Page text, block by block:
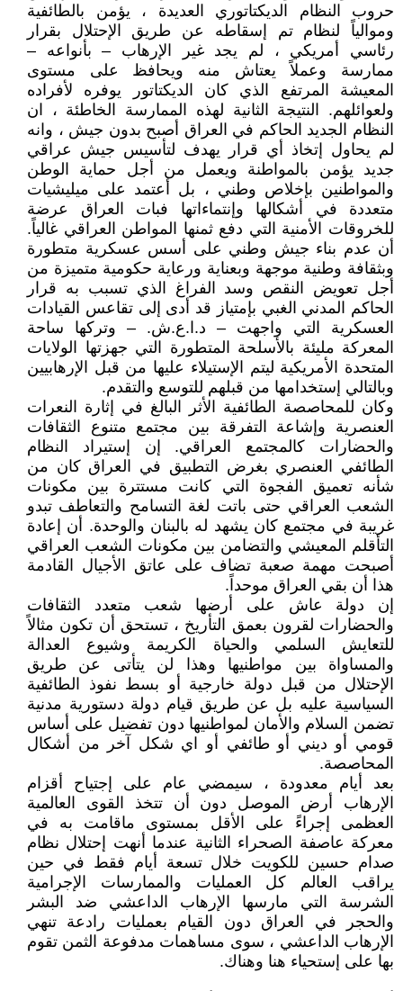
حروب النظام الديكتاتوري العديدة ، يؤمن بالطائفية
وموالياً لنظام تم إسقاطه عن طريق الإحتلال بقرار
رئاسي أمريكي ، لم يجد غير الإرهاب – بأنواعه –
ممارسة وعملاً يعتاش منه ويحافظ على مستوى
المعيشة المرتفع الذي كان الديكتاتور يوفره لأفراده
ولعوائلهم. النتيجة الثانية لهذه الممارسة الخاطئة ، ان
النظام الجديد الحاكم في العراق أصبح بدون جيش ، وانه
لم يحاول إتخاذ أي قرار يهدف لتأسيس جيش عراقي
جديد يؤمن بالمواطنة ويعمل من أجل حماية الوطن
والمواطنين بإخلاص وطني ، بل أعتمد على ميليشيات
متعددة في أشكالها وإنتماءاتها فبات العراق عرضة
للخروقات الأمنية التي دفع ثمنها المواطن العراقي غالياً.
أن عدم بناء جيش وطني على أسس عسكرية متطورة
وبثقافة وطنية موجهة وبعناية ورعاية حكومية متميزة من
أجل تعويض النقص وسد الفراغ الذي تسبب به قرار
الحاكم المدني الغبي بإمتياز قد أدى إلى تقاعس القيادات
العسكرية التي واجهت – د.ا.ع.ش. – وتركها ساحة
المعركة مليئة بالأسلحة المتطورة التي جهزتها الولايات
المتحدة الأمريكية ليتم الإستيلاء عليها من قبل الإرهابيين
وبالتالي إستخدامها من قبلهم للتوسع والتقدم.
وكان للمحاصصة الطائفية الأثر البالغ في إثارة النعرات
العنصرية وإشاعة التفرقة بين مجتمع متنوع الثقافات
والحضارات كالمجتمع العراقي. إن إستيراد النظام
الطائفي العنصري بغرض التطبيق في العراق كان من
شأنه تعميق الفجوة التي كانت مستترة بين مكونات
الشعب العراقي حتى باتت لغة التسامح والتعاطف تبدو
غريبة في مجتمع كان يشهد له بالبنان والوحدة. أن إعادة
التأقلم المعيشي والتضامن بين مكونات الشعب العراقي
أصبحت مهمة صعبة تضاف على عاتق الأجيال القادمة
هذا أن بقي العراق موحداً.
إن دولة عاش على أرضها شعب متعدد الثقافات
والحضارات لقرون بعمق التأريخ ، تستحق أن تكون مثالاً
للتعايش السلمي والحياة الكريمة وشيوع العدالة
والمساواة بين مواطنيها وهذا لن يتأتى عن طريق
الإحتلال من قبل دولة خارجية أو بسط نفوذ الطائفية
السياسية عليه بل عن طريق قيام دولة دستورية مدنية
تضمن السلام والأمان لمواطنيها دون تفضيل على أساس
قومي أو ديني أو طائفي أو اي شكل آخر من أشكال
المحاصصة.
بعد أيام معدودة ، سيمضي عام على إجتياح أقزام
الإرهاب أرض الموصل دون أن تتخذ القوى العالمية
العظمى إجراءً على الأقل بمستوى ماقامت به في
معركة عاصفة الصحراء الثانية عندما أنهت إحتلال نظام
صدام حسين للكويت خلال تسعة أيام فقط في حين
يراقب العالم كل العمليات والممارسات الإجرامية
الشرسة التي مارسها الإرهاب الداعشي ضد البشر
والحجر في العراق دون القيام بعمليات رادعة تنهي
الإرهاب الداعشي ، سوى مساهمات مدفوعة الثمن تقوم
بها على إستحياء هنا وهناك.